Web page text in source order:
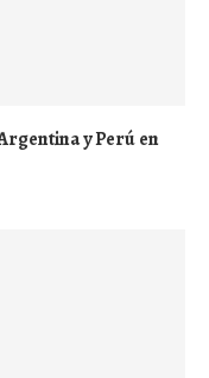
y Perú en